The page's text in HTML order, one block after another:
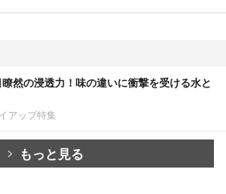
然の浸透力！味の違いに衝撃を受ける水と
アップ特集
もっと見る